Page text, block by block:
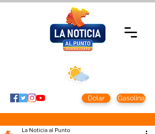
Dolar Gasolina
La Noticia al Punto